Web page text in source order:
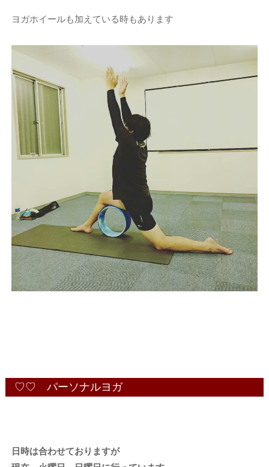
ヨガホイールも加えている時もあります
♡♡ パーソナルヨガ
日時は合わせておりますが